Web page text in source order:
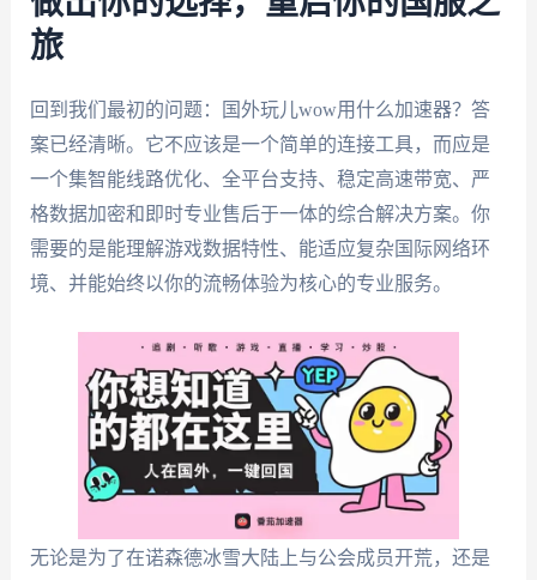
旅
回到我们最初的问题：国外玩儿wow用什么加速器？答
案已经清晰。它不应该是一个简单的连接工具，而应是
一个集智能线路优化、全平台支持、稳定高速带宽、严
格数据加密和即时专业售后于一体的综合解决方案。你
需要的是能理解游戏数据特性、能适应复杂国际网络环
境、并能始终以你的流畅体验为核心的专业服务。
无论是为了在诺森德冰雪大陆上与公会成员开荒，还是